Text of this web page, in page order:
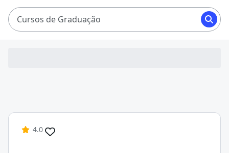
R$ 796,96.
Cursos de Graduação
4.0